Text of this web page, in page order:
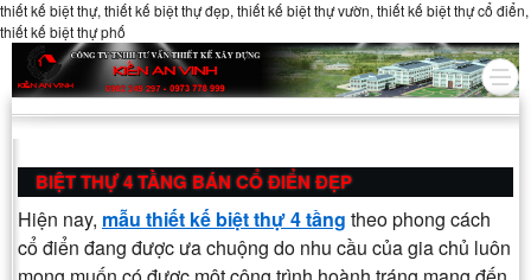
thiết kế biệt thự, thiết kế biệt thự đẹp, thiết kế biệt thự vườn, thiết kế biệt thự cổ điển,
thiết kế biệt thự phố
BIỆT THỰ 4 TẦNG BÁN CỔ ĐIỂN ĐẸP
Hiện nay, mẫu thiết kế biệt thự 4 tầng theo phong cách
cổ điển đang được ưa chuộng do nhu cầu của gia chủ luôn